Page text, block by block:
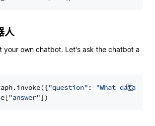
人
your own chatbot. Let's ask the chatbot a
"question" : "What data
"answer"